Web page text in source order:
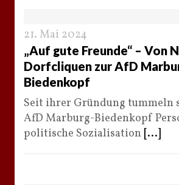
21. Mai 2024
„Auf gute Freunde“ – Von
Dorfcliquen zur AfD
Biedenkopf
Seit ihrer Gründung tummeln
AfD Marburg-Biedenkopf
politische Sozialisation [...]